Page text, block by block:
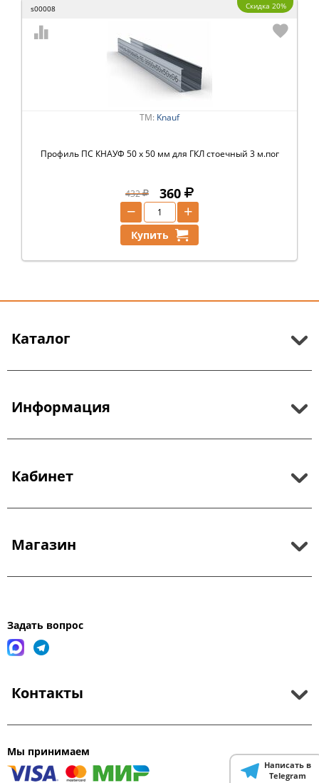
s00008 Скидка 20%
ТМ: Knauf
Профиль ПС КНАУФ 50 х 50 мм для ГКЛ стоечный 3 м.пог
432 360
+
−
Купить
Каталог
Информация
Кабинет
Магазин
Задать вопрос
Контакты
Мы принимаем
Написать в
Telegram